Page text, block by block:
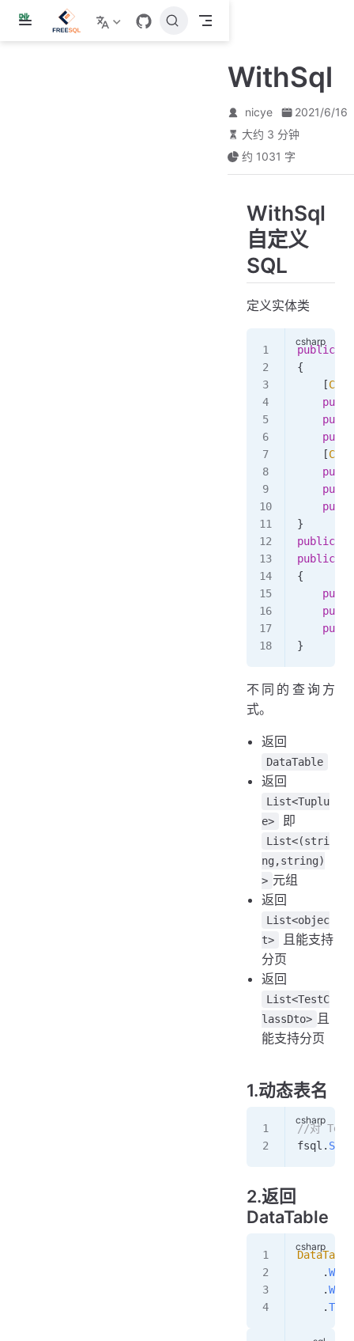
跳
WithSql
nicye
2021/6/16
大约 3 分钟
约 1031 字
WithSql
自定义
SQL
定义实体类
public
{
    [
    [
}
public
public
{
}
不同的查询方
式。
返回
DataTable
返回
List<Tuplu
e>
即
List<(stri
ng,string)
> 元组
返回
List<objec
t>
且能支持
分页
返回
List<TestC
lassDto> 且
能支持分页
1.动态表名
//对
fsql .
2.返回
DataTable
DataTable
    .
    .
    .